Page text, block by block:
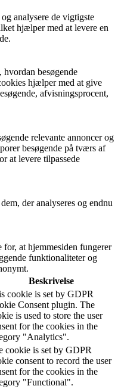
analysere de vigtigste
hjælper med at levere en
besøgende
hjælper med at give
afvisningsprocent,
relevante annoncer og
besøgende på tværs af
at levere tilpassede
der analyseres og endnu
at hjemmesiden fungerer
funktionaliteter og
Beskrivelse
cookie is set by GDPR
Consent plugin. The
is used to store the user
for the cookies in the
"Analytics".
cookie is set by GDPR
consent to record the user
for the cookies in the
"Functional".